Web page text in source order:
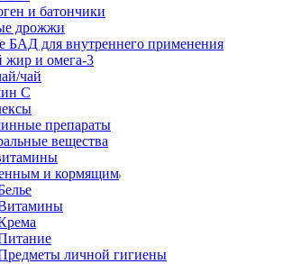
и батончики
дрожжи
БАД для внутреннего применения
жир и омега-3
чай
С
препараты
вещества
и кормящим
личной гигиены